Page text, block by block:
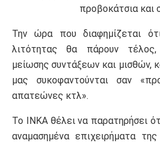
προβοκάτσια και
Την ώρα που διαφημίζεται
λιτότητας θα πάρουν τέλος,
μείωσης συντάξεων και μισθών,
μας συκοφαντούνται σαν
απατεώνες κτλ».
Το ΙΝΚΑ θέλει να παρατηρήσει
αναμασημένα επιχειρήματα